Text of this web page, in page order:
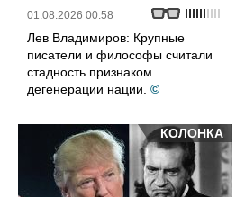
01.08.2026 00:58
Лев Владимиров: Крупные
писатели и философы считали
стадность признаком
дегенерации нации. ©
КОЛОНКА